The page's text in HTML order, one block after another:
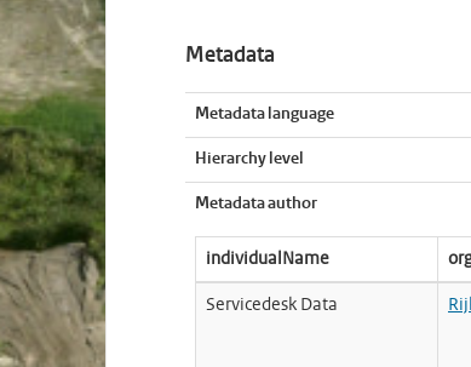
Metadata
Metadata language
Hierarchy level
Metadata author
individualName
Servicedesk Data